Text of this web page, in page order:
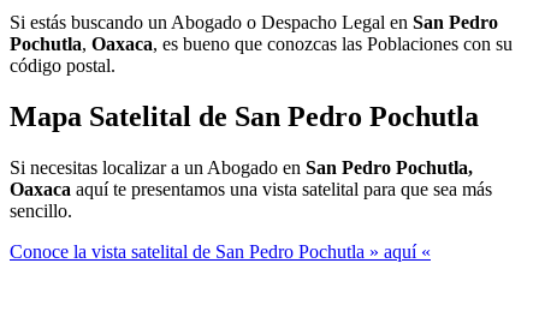
Si estás buscando un Abogado o Despacho Legal en San Pedro
Pochutla, Oaxaca, es bueno que conozcas las Poblaciones con su
código postal.
Mapa Satelital de San Pedro Pochutla
Si necesitas localizar a un Abogado en San Pedro Pochutla,
Oaxaca aquí te presentamos una vista satelital para que sea más
sencillo.
Conoce la vista satelital de San Pedro Pochutla » aquí «